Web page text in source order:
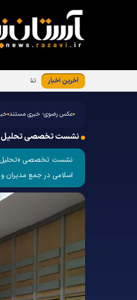
آخرین اخبار تشرف کاروان
عکس رضوی- خبری مستند
نشست تخصصی تحلیل
نشست تخصصی «تحلیل
اسلامی در جمع مدیران و معاونان حرم مطهر